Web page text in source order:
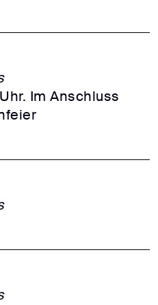
Im Anschluss